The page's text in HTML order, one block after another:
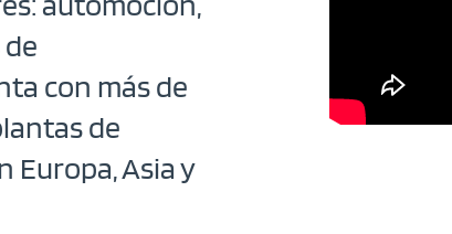
con más de
de
Europa, Asia y